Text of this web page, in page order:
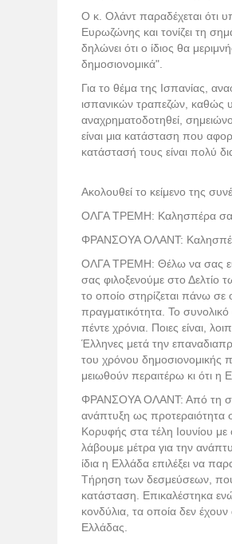
Ο κ. Ολάντ παραδέχεται ότι
Ευρωζώνης και τονίζει τη
δηλώνει ότι ο ίδιος θα
δημοσιονομικά".
Για το θέμα της Ισπανίας,
ισπανικών τραπεζών, καθώς
αναχρηματοδοτηθεί,
είναι μια κατάσταση που
κατάστασή τους είναι πολύ
Ακολουθεί το κείμενο της
ΟΛΓΑ ΤΡΕΜΗ: Καλησπέρα
ΦΡΑΝΣΟΥΑ ΟΛΑΝΤ:
ΟΛΓΑ ΤΡΕΜΗ: Θέλω να σας
σας φιλοξενούμε στο
το οποίο στηρίζεται πάνω σε
πραγματικότητα. Το
πέντε χρόνια. Ποιες είναι,
Έλληνες μετά την
του χρόνου δημοσιονομικής
μειωθούν περαιτέρω κι ότι
ΦΡΑΝΣΟΥΑ ΟΛΑΝΤ: Από τη
ανάπτυξη ως
Κορυφής στα τέλη Ιουνίου
λάβουμε μέτρα για την
ίδια η Ελλάδα επιλέξει να
Τήρηση των δεσμεύσεων, που
κατάσταση. Επικαλέστηκα
κονδύλια, τα οποία δεν
Ελλάδας.